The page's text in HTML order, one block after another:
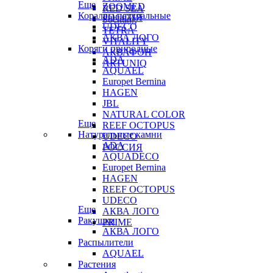
RED SEA
Sochting
TETRA
VITALITY
АКВАФОН
ARTUNIQ
ZOOMED
РОССИЯ
Еще
Кораллы натуральные
UDECO
АКВА ЛОГО
Коряги природные
ADA
AQUAEL
Europet Bernina
HAGEN
JBL
NATURAL COLOR
REEF OCTOPUS
UDECO
РОССИЯ
Еще
Натуральные камни
ADA
AQUADECO
Europet Bernina
HAGEN
REEF OCTOPUS
UDECO
АКВА ЛОГО
PRIME
Еще
Ракушки
АКВА ЛОГО
Распылители
AQUAEL
Растения